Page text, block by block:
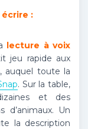
:
lecture à voix
jeu rapide aux
auquel toute la
. Sur la table,
et des
d’animaux. Un
la description